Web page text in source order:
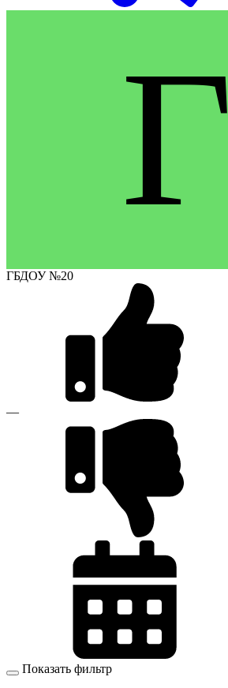
Г
ГБДОУ №20
—
Показать фильтр